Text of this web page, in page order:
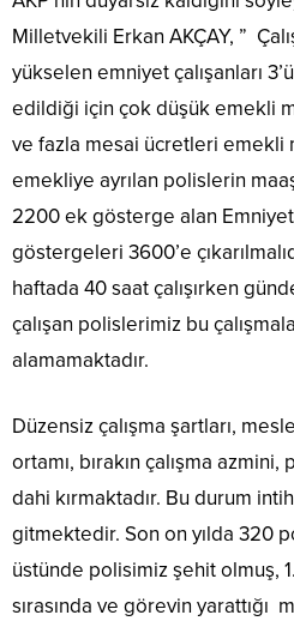
Milletvekili Erkan AKÇAY, ”
yükselen emniyet çalışanları
edildiği için çok düşük emekli
ve fazla mesai ücretleri emekli
emekliye ayrılan polislerin
2200 ek gösterge alan Emniyet
göstergeleri 3600’e
haftada 40 saat çalışırken
çalışan polislerimiz bu
alamamaktadır.
Düzensiz çalışma şartları,
ortamı, bırakın çalışma
dahi kırmaktadır. Bu durum
gitmektedir. Son on yılda 320
üstünde polisimiz şehit olmuş,
sırasında ve görevin yarattığı